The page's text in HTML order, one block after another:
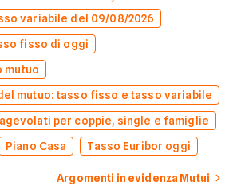
variabile del 09/08/2026
fisso di oggi
mutuo
mutuo: tasso fisso e tasso variabile
per coppie, single e famiglie
Piano Casa Tasso Euribor oggi
Argomenti in evidenza Mutui